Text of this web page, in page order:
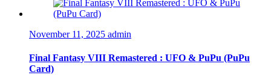
November 11, 2025 admin
Final Fantasy VIII Remastered : UFO & PuPu (PuPu
Card)